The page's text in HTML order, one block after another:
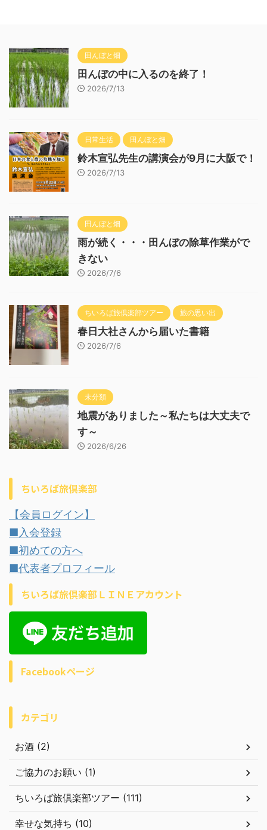
田んぼと畑
田んぼの中に入るのを終了！
2026/7/13
日常生活 田んぼと畑
鈴木宣弘先生の講演会が9月に大阪で！
2026/7/13
田んぼと畑
雨が続く・・・田んぼの除草作業がで
きない
2026/7/6
ちいろば旅倶楽部ツアー 旅の思い出
春日大社さんから届いた書籍
2026/7/6
未分類
地震がありました～私たちは大丈夫で
す～
2026/6/26
ちいろば旅倶楽部
【会員ログイン】
■入会登録
■初めての方へ
■代表者プロフィール
ちいろば旅倶楽部ＬＩＮＥアカウント
Facebookページ
カテゴリ
お酒 (2)
ご協力のお願い (1)
ちいろば旅倶楽部ツアー (111)
幸せな気持ち (10)